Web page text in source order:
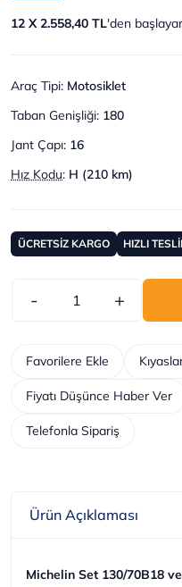
12 X 2.558,40 TL'den
Araç Tipi: Motosiklet
Taban Genişliği: 180
Jant Çapı: 16
Hız Kodu: H (210 km)
ÜCRETSİZ KARGO HIZLI
- +
Telefonla Sipariş
Favorilere Ekle
Fiyatı Düşünce Haber Ver
Ürün Açıklaması
Michelin Set 130/70B18